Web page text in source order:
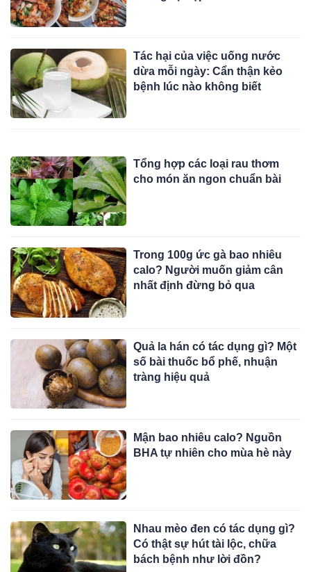
Tác hại của việc uống nước
dừa mỗi ngày: Cẩn thận kẻo
bệnh lúc nào không biết
Tổng hợp các loại rau thơm
cho món ăn ngon chuẩn bài
Trong 100g ức gà bao nhiêu
calo? Người muốn giảm cân
nhất định đừng bỏ qua
Quả la hán có tác dụng gì? Một
số bài thuốc bổ phế, nhuận
tràng hiệu quả
Mận bao nhiêu calo? Nguồn
BHA tự nhiên cho mùa hè này
Nhau mèo đen có tác dụng gì?
Có thật sự hút tài lộc, chữa
bách bệnh như lời đồn?